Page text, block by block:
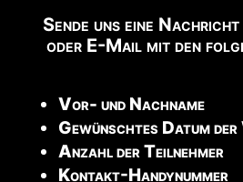
Sende uns eine
oder E-Mail mit den
Vor- und Nachname
Gewünschtes Datum der
Anzahl der Teilnehmer
Kontakt-Handynummer